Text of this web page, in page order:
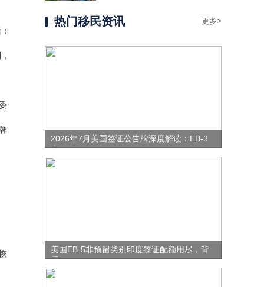
热门移民资讯 更多>
2026年7月美国签证公告牌深度解读：EB-3
表
美国EB-5非预留类别印度签证配额用尽，背
后